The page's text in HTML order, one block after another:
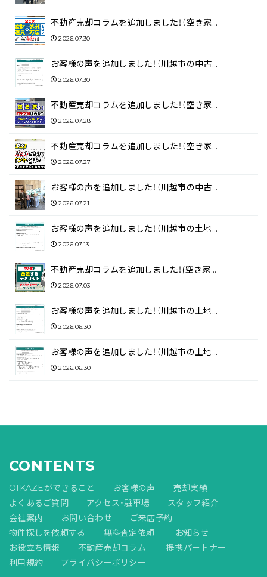
不動産売却コラムを追加しました！（空き家…
2026.07.30
お客様の声を追加しました！（川越市の中古…
2026.07.30
不動産売却コラムを追加しました！（空き家…
2026.07.28
不動産売却コラムを追加しました！（空き家…
2026.07.27
お客様の声を追加しました！（川越市の中古…
2026.07.21
お客様の声を追加しました！（川越市の土地…
2026.07.13
不動産売却コラムを追加しました！(空き家…
2026.07.03
お客様の声を追加しました！（川越市の土地…
2026.06.30
お客様の声を追加しました！（川越市の土地…
2026.06.30
CONTENTS
OIKAZEができること お客様の声
売却実績
よくあるご質問
アクセス・駐車場
スタッフ紹介
会社案内
お問い合わせ
ご来店予約
物件探しを依頼する
無料査定依頼
お知らせ
お役立ち情報
不動産売却コラム
提携パートナー
利用規約
プライバシーポリシー